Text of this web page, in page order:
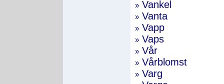
» Vankel
» Vanta
» Vapp
» Vaps
» Vår
» Vårblomst
» Varg